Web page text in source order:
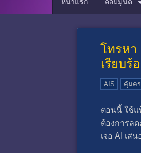
โทรหา
เรียบร้
AIS คุ้มค
ตอนนี้ ใช้แ
ต้องการล
เจอ AI เส